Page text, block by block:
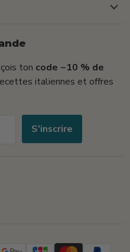
ton code −10 % de
italiennes et offres
S'inscrire